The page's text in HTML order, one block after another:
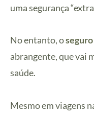
uma segurança
No entanto, o
abrangente, que vai
saúde.
Mesmo em viagens